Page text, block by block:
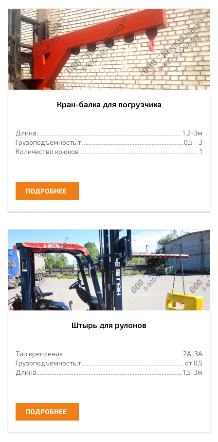
Кран-балка для погрузчика
Длина
1,2-3м
Грузоподъемность,т
0,5 - 3
Количество крюков
1
ПОДРОБНЕЕ
Штырь для рулонов
Тип крепления
2А, 3А
Грузоподъемность,т
от 0,5
Длина
1,5-3м
ПОДРОБНЕЕ